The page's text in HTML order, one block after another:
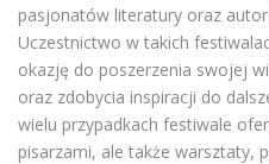
pasjonatów literatury oraz
Uczestnictwo w takich
okazję do poszerzenia swojej
oraz zdobycia inspiracji do
wielu przypadkach festiwale
pisarzami, ale także warsztaty,